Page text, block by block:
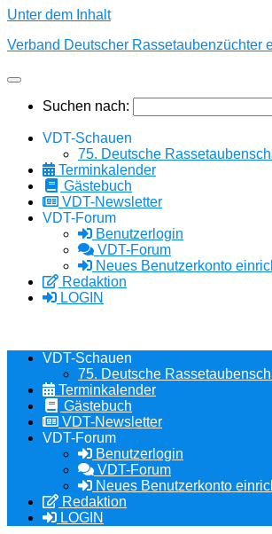
Unter dem Inhalt
Verband Deutscher Rassetaubenzüchter
Suchen nach:
VDT-Schauen
75. Deutsche
Terminkalender
Gästebuch
VDT-Newsletter
VDT-Forum
Benutzerlogin
VDT-Forum
Neues Benutzerkonto
Redaktion
LOGIN
VDT-Schauen
75. Deutsche
Terminkalender
Gästebuch
VDT-Newsletter
VDT-Forum
Benutzerlogin
VDT-Forum
Neues Benutzerkonto
Redaktion
LOGIN